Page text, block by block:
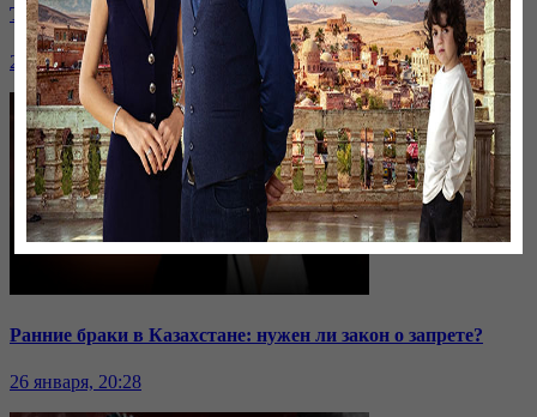
Токаев высказался о выборах и критике власти
26 января, 20:28
Ранние браки в Казахстане: нужен ли закон о запрете?
26 января, 20:28